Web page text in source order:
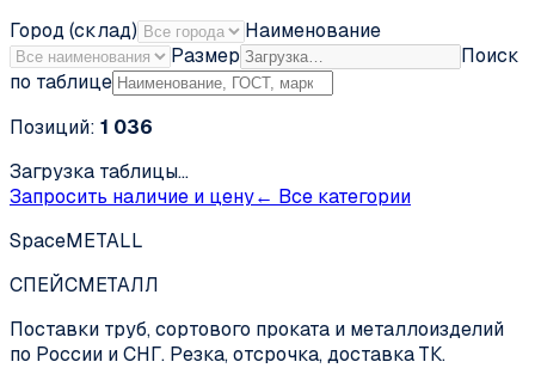
Город (склад)
Наименование
Размер
Поиск
по таблице
Позиций: 1 036
Загрузка таблицы…
Запросить наличие и цену← Все категории
SpaceMETALL
СПЕЙСМЕТАЛЛ
Поставки труб, сортового проката и металлоизделий
по России и СНГ. Резка, отсрочка, доставка ТК.